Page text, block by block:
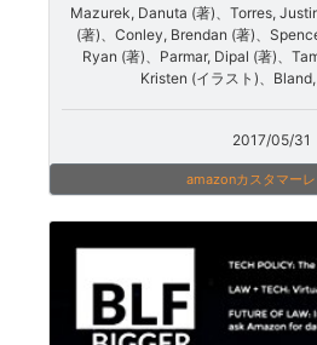
Mazurek, Danuta (著)、Torres,
(著)、Conley, Brendan (著)、
Ryan (著)、Parmar, Dipal (著)、
Kristen (イラスト)、
2017/05/31
amazonカスタマー